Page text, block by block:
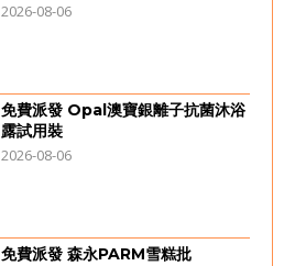
2026-08-06
免費派發 Opal澳寶銀離子抗菌沐浴
露試用裝
2026-08-06
免費派發 森永PARM雪糕批